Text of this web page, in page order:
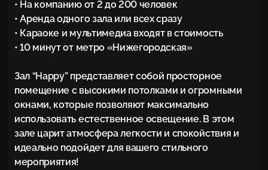
• На компанию от 2 до 200 человек
• Аренда одного зала или всех сразу
• Караоке и мультимедиа входят в стоимость
• 10 минут от метро «Нижегородская»
Зал “Happy” представляет собой просторное
помещение с высокими потолками и огромными
окнами, которые позволяют максимально
использовать естественное освещение. В этом
зале царит атмосфера легкости и спокойствия и
идеально подойдет для вашего стильного
мероприятия!